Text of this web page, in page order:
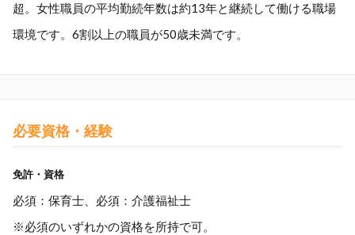
超。女性職員の平均勤続年数は約13年と継続して働ける職場
環境です。6割以上の職員が50歳未満です。
必要資格・経験
免許・資格
必須：保育士、必須：介護福祉士
※必須のいずれかの資格を所持で可。